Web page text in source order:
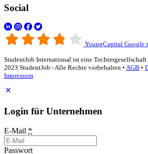
Social
YoungCapital Google
StudentJob International ist eine
2023 StudentJob - Alle Rechte vorbehalten • AGB •
Impressum
Login für Unternehmen
E-Mail *
Passwort